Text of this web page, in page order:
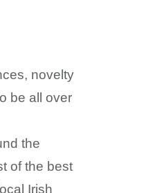
novelty
be all over
the
of the best
Irish